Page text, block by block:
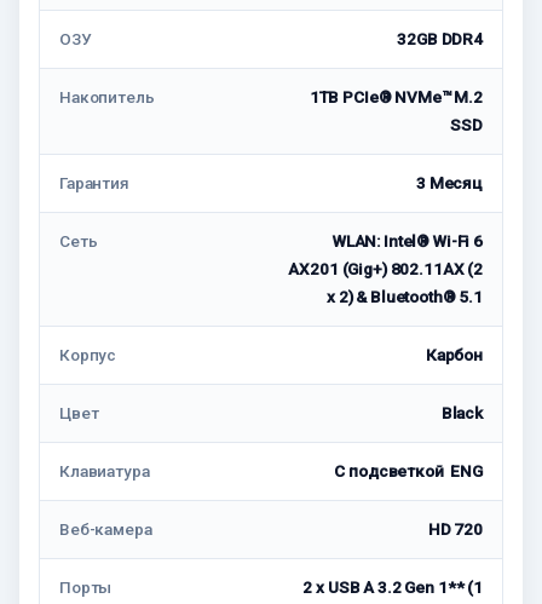
ОЗУ 32GB DDR4
Накопитель
1TB PCIe® NVMe™ M.2
SSD
Гарантия 3 Месяц
Сеть
WLAN: Intel® Wi-Fi 6
AX201 (Gig+) 802.11AX (2
x 2) & Bluetooth® 5.1
Корпус Карбон
Цвет Black
Клавиатура С подсветкой ENG
Веб-камера HD 720
Порты
2 x USB A 3.2 Gen 1** (1